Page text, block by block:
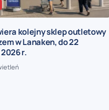
kolejny sklep outletowy
w Lanaken, do 22
r.